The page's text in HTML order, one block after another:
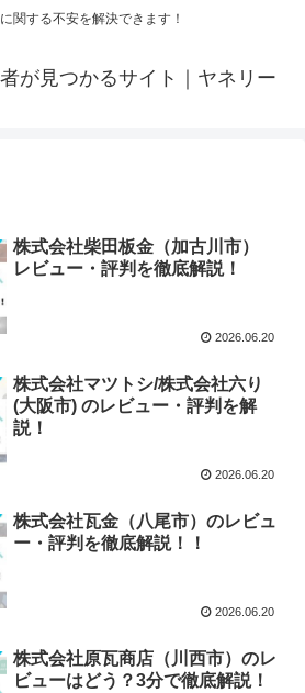
関する不安を解決できます！
が見つかるサイト｜ヤネリー
株式会社柴田板金（加古川市）
レビュー・評判を徹底解説！
2026.06.20
株式会社マツトシ/株式会社六り
(大阪市) のレビュー・評判を解
説！
2026.06.20
株式会社瓦金（八尾市）のレビュ
ー・評判を徹底解説！！
2026.06.20
株式会社原瓦商店（川西市）のレ
ビューはどう？3分で徹底解説！